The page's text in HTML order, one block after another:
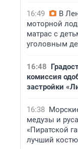
16:49
В
моторной
матрас с
уголовным
16:48
комиссия
застройки
16:38
медузы и
«Пиратской
лучший